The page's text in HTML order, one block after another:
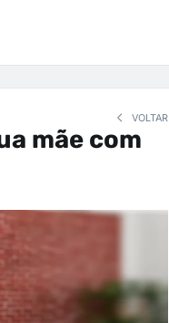
VOLTAR
mãe com